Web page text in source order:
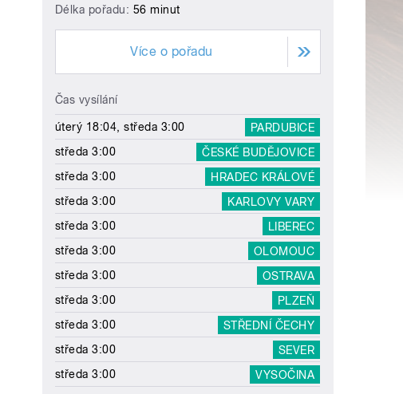
Délka pořadu: 56 minut
Více o pořadu
Čas vysílání
úterý 18:04, středa 3:00
PARDUBICE
středa 3:00
ČESKÉ BUDĚJOVICE
středa 3:00
HRADEC KRÁLOVÉ
středa 3:00
KARLOVY VARY
středa 3:00
LIBEREC
středa 3:00
OLOMOUC
středa 3:00
OSTRAVA
středa 3:00
PLZEŇ
středa 3:00
STŘEDNÍ ČECHY
středa 3:00
SEVER
středa 3:00
VYSOČINA